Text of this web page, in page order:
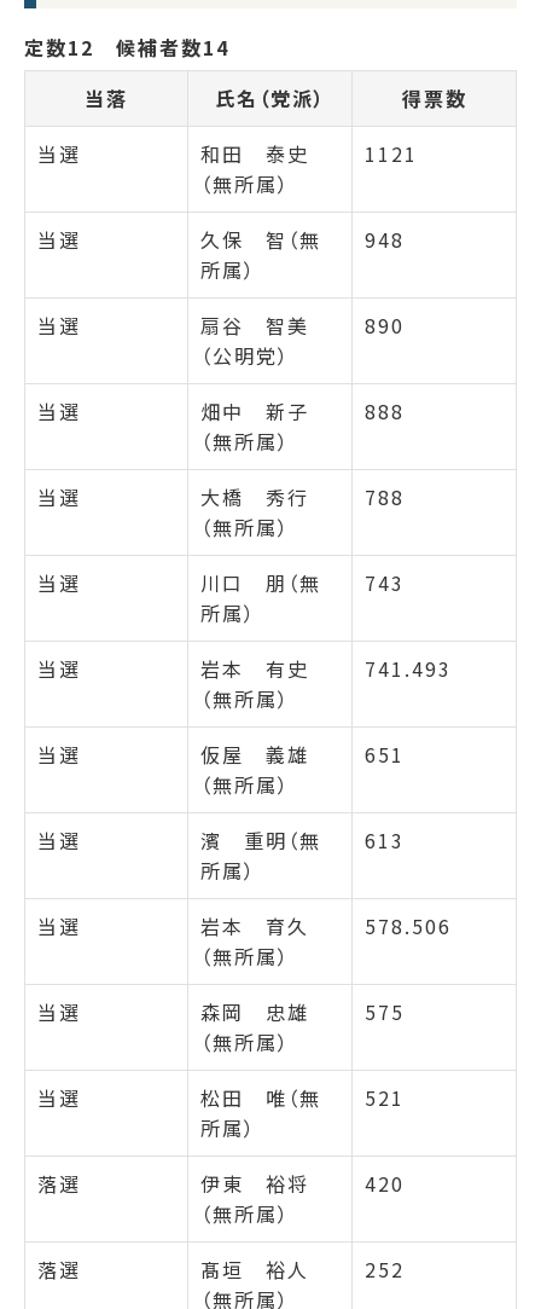
定数12 候補者数14
当落
氏名（党派）
得票数
当選
和田 泰史
（無所属）
1121
当選
久保 智（無
所属）
948
当選
扇谷 智美
（公明党）
890
当選
畑中 新子
（無所属）
888
当選
大橋 秀行
（無所属）
788
当選
川口 朋（無
所属）
743
当選
岩本 有史
（無所属）
741.493
当選
仮屋 義雄
（無所属）
651
当選
濱 重明（無
所属）
613
当選
岩本 育久
（無所属）
578.506
当選
森岡 忠雄
（無所属）
575
当選
松田 唯（無
所属）
521
落選
伊東 裕将
（無所属）
420
落選
髙垣 裕人
（無所属）
252